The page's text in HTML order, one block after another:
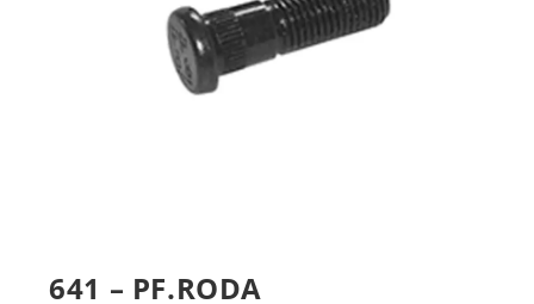
641 – PF.RODA